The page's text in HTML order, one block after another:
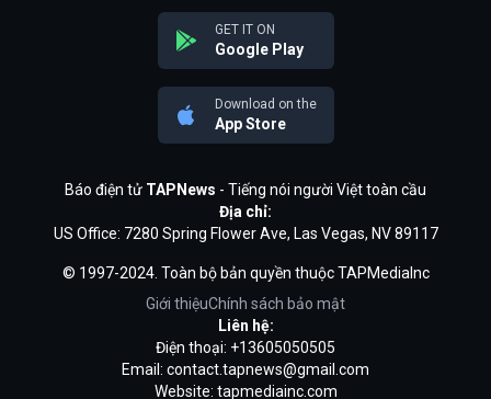
GET IT ON
Google Play
Download on the
App Store
Báo điện tử TAPNews - Tiếng nói người Việt toàn cầu
Địa chỉ:
US Office: 7280 Spring Flower Ave, Las Vegas, NV 89117
© 1997-2024. Toàn bộ bản quyền thuộc TAPMediaInc
Giới thiệuChính sách bảo mật
Liên hệ:
Điện thoại: +13605050505
Email: contact.tapnews@gmail.com
Website: tapmediainc.com